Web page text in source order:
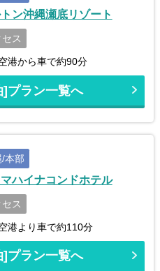
ン沖縄瀬底リゾート
ス
港から車で約90分
プラン一覧へ
本部
ハイナコンドホテル
ス
港より車で約110分
]プラン一覧へ